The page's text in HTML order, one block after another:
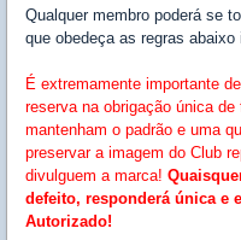
Qualquer membro poderá se
que obedeça as regras abaixo
É extremamente importante
reserva na obrigação única
mantenham o padrão e uma
preservar a imagem do Club
divulguem a marca!
defeito, responderá única e
Autorizado!